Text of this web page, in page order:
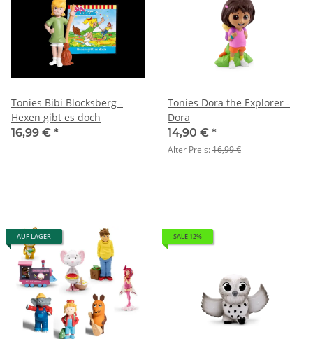
Tonies Bibi Blocksberg -
Hexen gibt es doch
16,99 € *
Tonies Dora the Explorer -
Dora
14,90 € *
Alter Preis:16,99 €
AUF LAGER SALE 12%